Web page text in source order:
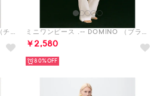
ロングワンピース .-- ROSENDA （チャコール） ミニワンピース .-- DOMINO （ブラック）
￥2,580
80%